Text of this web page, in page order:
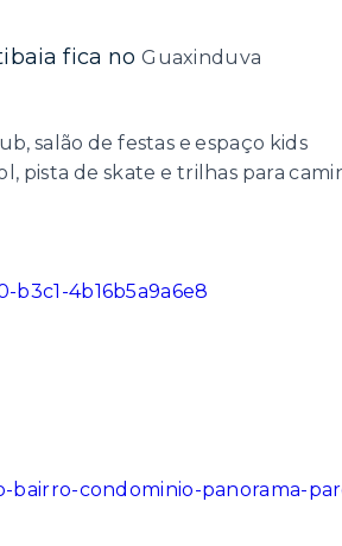
fica noGuaxinduva
salão de festas e espaço kids
pista de skate e trilhas para
b3c1-4b16b5a9a6e8
condominio-panorama-